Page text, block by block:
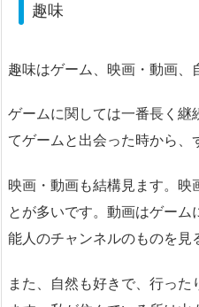
趣味
趣味はゲーム、映画・動画、
ゲームに関しては一番長く継
てゲームと出会った時から、
映画・動画も結構見ます。映
とが多いです。動画はゲー
能人のチャンネルのものを見
また、自然も好きで、行っ